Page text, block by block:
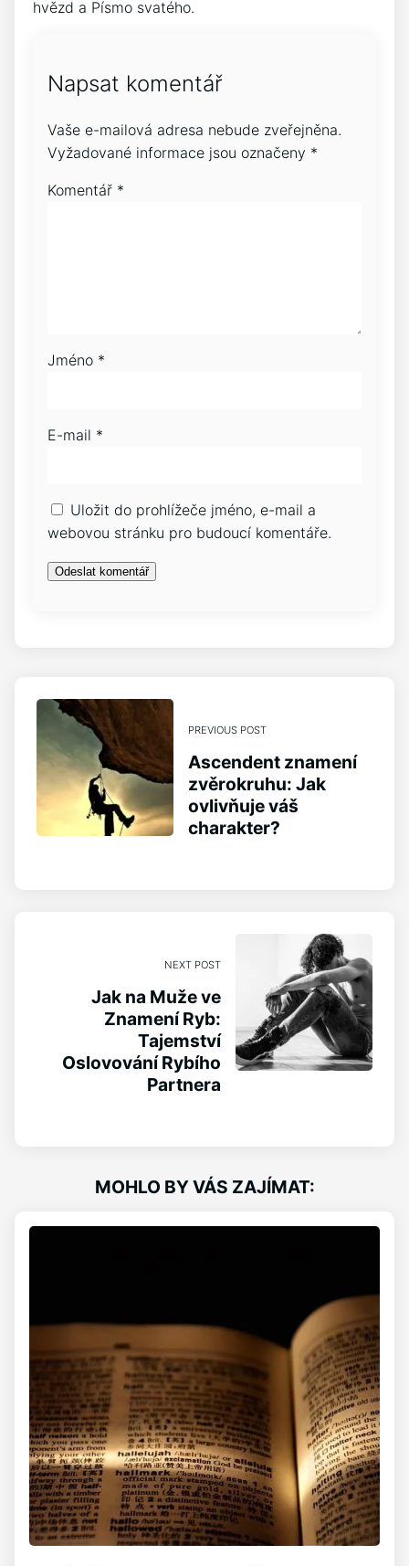
hvězd a Písmo svatého.
Napsat komentář
Vaše e-mailová adresa nebude zveřejněna.
Vyžadované informace jsou označeny *
Komentář *
Jméno *
E-mail *
Uložit do prohlížeče jméno, e-mail a
webovou stránku pro budoucí komentáře.
PREVIOUS POST
Ascendent znamení
zvěrokruhu: Jak
ovlivňuje váš
charakter?
NEXT POST
Jak na Muže ve
Znamení Ryb:
Tajemství
Oslovování Rybího
Partnera
MOHLO BY VÁS ZAJÍMAT: